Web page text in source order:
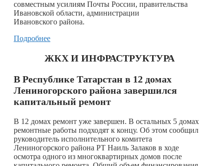
совместным усилиям Почты России, правительства
Ивановской области, администрации
Ивановского района.
Подробнее
ЖКХ И ИНФРАСТРУКТУРА
В Республике Татарстан в 12 домах
Лениногорского района завершился
капитальный ремонт
В 12 домах ремонт уже завершен. В остальных 5 домах
ремонтные работы подходят к концу. Об этом сообщил
руководитель исполнительного комитета
Лениногорского района РТ Наиль Залаков в ходе
осмотра одного из многоквартирных домов после